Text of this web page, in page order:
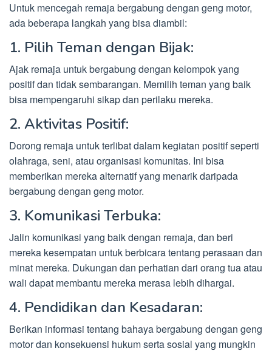
Untuk mencegah remaja bergabung dengan geng motor,
ada beberapa langkah yang bisa diambil:
1. Pilih Teman dengan Bijak:
Ajak remaja untuk bergabung dengan kelompok yang
positif dan tidak sembarangan. Memilih teman yang baik
bisa mempengaruhi sikap dan perilaku mereka.
2. Aktivitas Positif:
Dorong remaja untuk terlibat dalam kegiatan positif seperti
olahraga, seni, atau organisasi komunitas. Ini bisa
memberikan mereka alternatif yang menarik daripada
bergabung dengan geng motor.
3. Komunikasi Terbuka:
Jalin komunikasi yang baik dengan remaja, dan beri
mereka kesempatan untuk berbicara tentang perasaan dan
minat mereka. Dukungan dan perhatian dari orang tua atau
wali dapat membantu mereka merasa lebih dihargai.
4. Pendidikan dan Kesadaran:
Berikan informasi tentang bahaya bergabung dengan geng
motor dan konsekuensi hukum serta sosial yang mungkin